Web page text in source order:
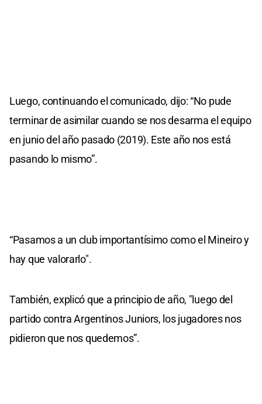
Luego, continuando el comunicado, dijo: “No pude
terminar de asimilar cuando se nos desarma el equipo
en junio del año pasado (2019). Este año nos está
pasando lo mismo”.
“Pasamos a un club importantísimo como el Mineiro y
hay que valorarlo".
También, explicó que a principio de año, "luego del
partido contra Argentinos Juniors, los jugadores nos
pidieron que nos quedemos”.